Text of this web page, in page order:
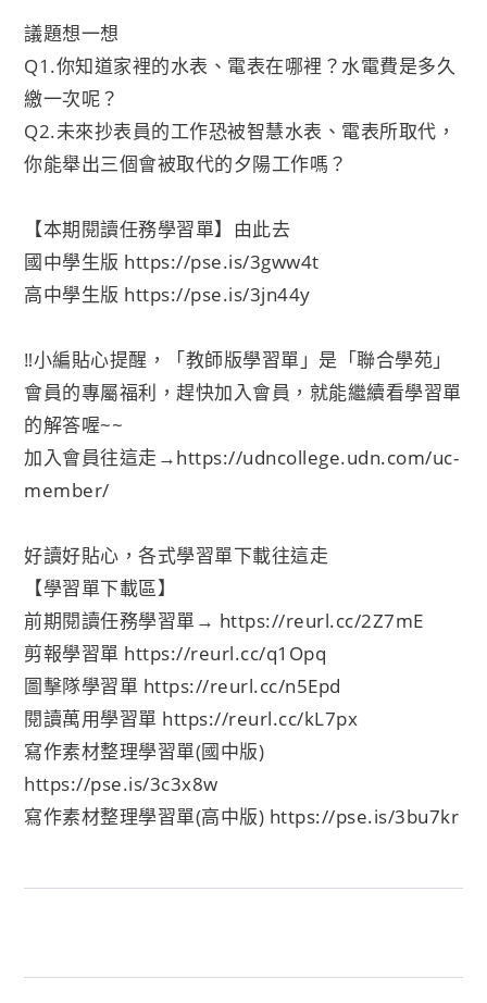
議題想一想
Q1.你知道家裡的水表、電表在哪裡？水電費是多久
繳一次呢？
Q2.未來抄表員的工作恐被智慧水表、電表所取代，
你能舉出三個會被取代的夕陽工作嗎？
【本期閱讀任務學習單】由此去
國中學生版 https://pse.is/3gww4t
高中學生版 https://pse.is/3jn44y
‼小編貼心提醒，「教師版學習單」是「聯合學苑」
會員的專屬福利，趕快加入會員，就能繼續看學習單
的解答喔~~
加入會員往這走→https://udncollege.udn.com/uc-
member/
好讀好貼心，各式學習單下載往這走
【學習單下載區】
前期閱讀任務學習單→ https://reurl.cc/2Z7mE
剪報學習單 https://reurl.cc/q1Opq
圖擊隊學習單 https://reurl.cc/n5Epd
閱讀萬用學習單 https://reurl.cc/kL7px
寫作素材整理學習單(國中版)
https://pse.is/3c3x8w
寫作素材整理學習單(高中版) https://pse.is/3bu7kr